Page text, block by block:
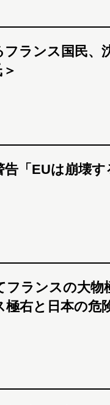
ランス国民、
告「EUは崩壊す
フランスの大物
右と日本の危